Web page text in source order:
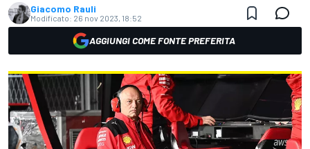
Giacomo Rauli
Modificato: 26 nov 2023, 18:52
AGGIUNGI COME FONTE PREFERITA